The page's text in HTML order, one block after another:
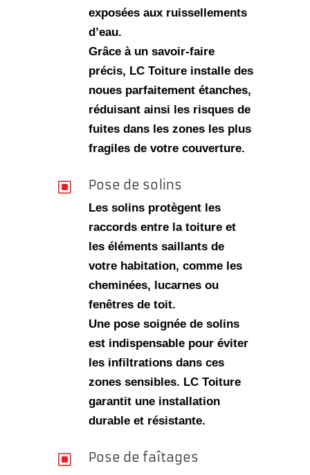
exposées aux ruissellements
d’eau.
Grâce à un savoir-faire
précis, LC Toiture installe des
noues parfaitement étanches,
réduisant ainsi les risques de
fuites dans les zones les plus
fragiles de votre couverture.
W Pose de solins
Les solins protègent les
raccords entre la toiture et
les éléments saillants de
votre habitation, comme les
cheminées, lucarnes ou
fenêtres de toit.
Une pose soignée de solins
est indispensable pour éviter
les infiltrations dans ces
zones sensibles. LC Toiture
garantit une installation
durable et résistante.
W Pose de faîtages